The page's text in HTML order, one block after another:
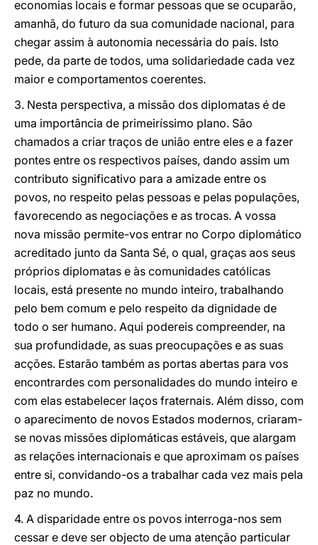
economias locais e formar pessoas que se ocuparão,
amanhã, do futuro da sua comunidade nacional, para
chegar assim à autonomia necessária do país. Isto
pede, da parte de todos, uma solidariedade cada vez
maior e comportamentos coerentes.
3. Nesta perspectiva, a missão dos diplomatas é de
uma importância de primeiríssimo plano. São
chamados a criar traços de união entre eles e a fazer
pontes entre os respectivos países, dando assim um
contributo significativo para a amizade entre os
povos, no respeito pelas pessoas e pelas populações,
favorecendo as negociações e as trocas. A vossa
nova missão permite-vos entrar no Corpo diplomático
acreditado junto da Santa Sé, o qual, graças aos seus
próprios diplomatas e às comunidades católicas
locais, está presente no mundo inteiro, trabalhando
pelo bem comum e pelo respeito da dignidade de
todo o ser humano. Aqui podereis compreender, na
sua profundidade, as suas preocupações e as suas
acções. Estarão também as portas abertas para vos
encontrardes com personalidades do mundo inteiro e
com elas estabelecer laços fraternais. Além disso, com
o aparecimento de novos Estados modernos, criaram-
se novas missões diplomáticas estáveis, que alargam
as relações internacionais e que aproximam os países
entre si, convidando-os a trabalhar cada vez mais pela
paz no mundo.
4. A disparidade entre os povos interroga-nos sem
cessar e deve ser objecto de uma atenção particular